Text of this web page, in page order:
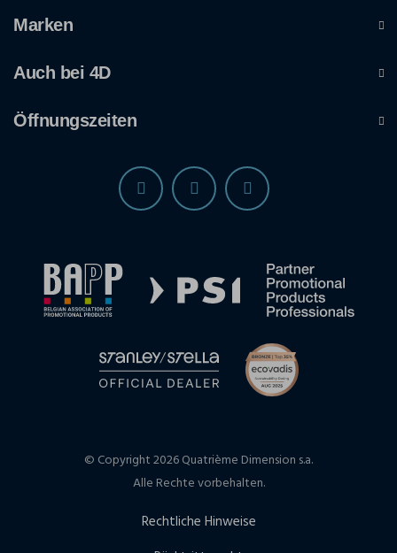
Marken
Auch bei 4D
Öffnungszeiten
© Copyright 2026 Quatrième Dimension s.a.
Alle Rechte vorbehalten.
Rechtliche Hinweise